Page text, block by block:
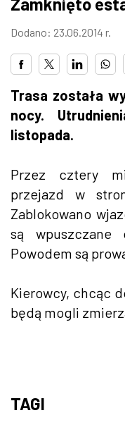
Dodano: 23.06.2014 r.
Trasa została
nocy.
listopada.
Przez cztery
przejazd w
Zablokowano
są
Powodem są
Kierowcy, chcąc
będą mogli
TAGI